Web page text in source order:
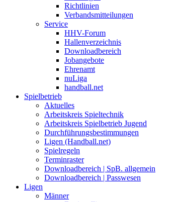
Richtlinien
Verbandsmitteilungen
Service
HHV-Forum
Hallenverzeichnis
Downloadbereich
Jobangebote
Ehrenamt
nuLiga
handball.net
Spielbetrieb
Aktuelles
Arbeitskreis Spieltechnik
Arbeitskreis Spielbetrieb Jugend
Durchführungsbestimmungen
Ligen (Handball.net)
Spielregeln
Terminraster
Downloadbereich | SpB. allgemein
Downloadbereich | Passwesen
Ligen
Männer